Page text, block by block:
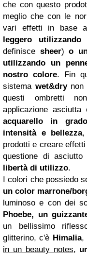
che con questo
meglio che con le
vari effetti in base
leggero
definisce sheer) o
utilizzando un
nostro colore. Fin
sistema wet&drynon
questi ombretti
applicazione
acquarello in
intensità e bellezza,
prodotti e creare
questione di
libertà di utilizzo.
I colori che possiedo
un color marrone/
luminoso e con dei
Phoebe, un
un bellissimo
glitterino, c'è Himalia,
in un beauty notes,